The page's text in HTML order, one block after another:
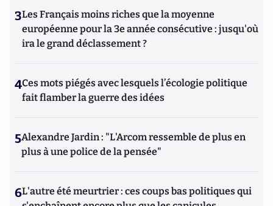
3Les Français moins riches que la moyenne
européenne pour la 3e année consécutive : jusqu'où
ira le grand déclassement ?
4Ces mots piégés avec lesquels l’écologie politique
fait flamber la guerre des idées
5Alexandre Jardin : "L'Arcom ressemble de plus en
plus à une police de la pensée"
6L'autre été meurtrier : ces coups bas politiques qui